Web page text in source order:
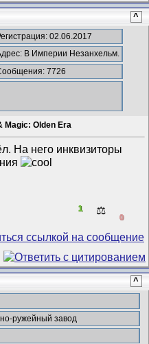
^
02.06.2017
В Империи Незанхельм.
7726
Magic: Olden Era
На него инквизиторы
1 ⚖️
0
^
ружейный завод